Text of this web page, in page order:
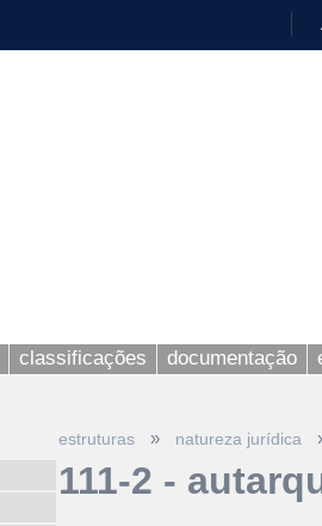
classificações documentação
estruturas » natureza jurídica
111-2 -